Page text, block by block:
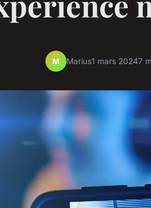
M Marius1 mars 20247